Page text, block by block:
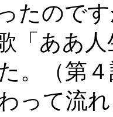
たのです
「ああ
。（第
って流